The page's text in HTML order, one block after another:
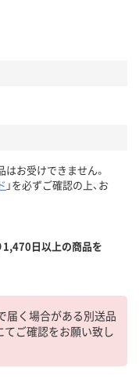
はお受けできません。
」を必ずご確認の上、お
1,470日以上の商品を
届く場合がある別送品
てご確認をお願い致し